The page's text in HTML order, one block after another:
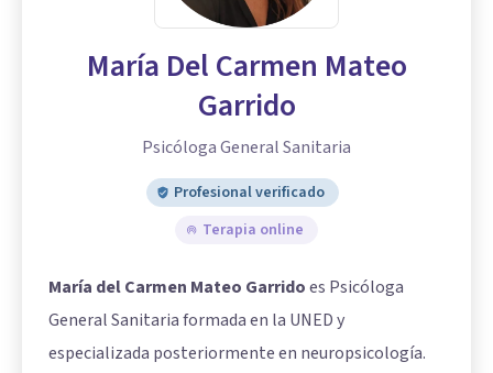
María Del Carmen Mateo
Garrido
Psicóloga General Sanitaria
Profesional verificado
Terapia online
María del Carmen Mateo Garridoes Psicóloga
General Sanitaria formada en la UNED y
especializada posteriormente en neuropsicología.